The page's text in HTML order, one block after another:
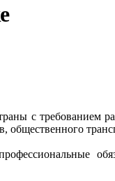
с требованием
общественного